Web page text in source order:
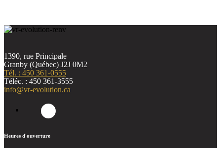
1390, rue Principale
Granby (Québec) J2J 0M2
Tél. : 450 361-0555
Téléc. : 450 361-3555
info@vr-evolution.ca
Heures d'ouverture